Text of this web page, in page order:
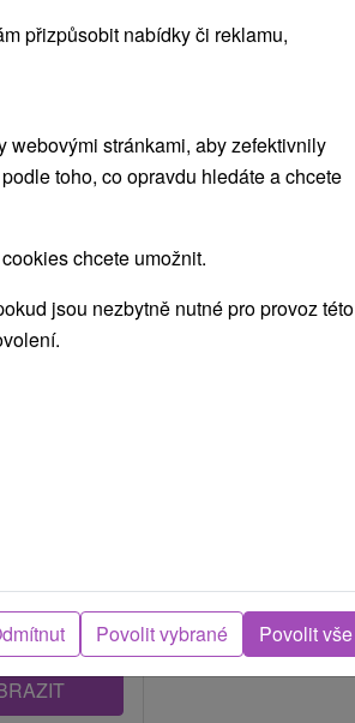
přizpůsobit nabídky či reklamu,
webovými stránkami, aby zefektivnily
toho, co opravdu hledáte a chcete
chcete umožnit.
jsou nezbytně nutné pro provoz této
Povolit vybrané Povolit vše